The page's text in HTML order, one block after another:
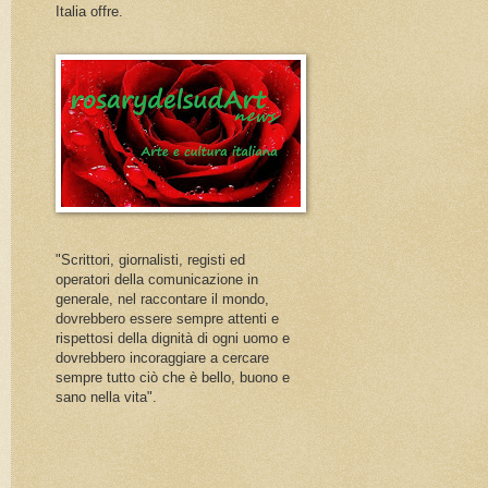
Italia offre.
"Scrittori, giornalisti, registi ed
operatori della comunicazione in
generale, nel raccontare il mondo,
dovrebbero essere sempre attenti e
rispettosi della dignità di ogni uomo e
dovrebbero incoraggiare a cercare
sempre tutto ciò che è bello, buono e
sano nella vita".